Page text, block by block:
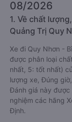
08/2026
1. Về chất
Quảng Trị Quy
Xe đi Quy Nhơn -
được phân loại
nhất, 5: tốt nhất)
lượng xe, Đúng
Đánh giá này
nghiệm các hãng
Định.